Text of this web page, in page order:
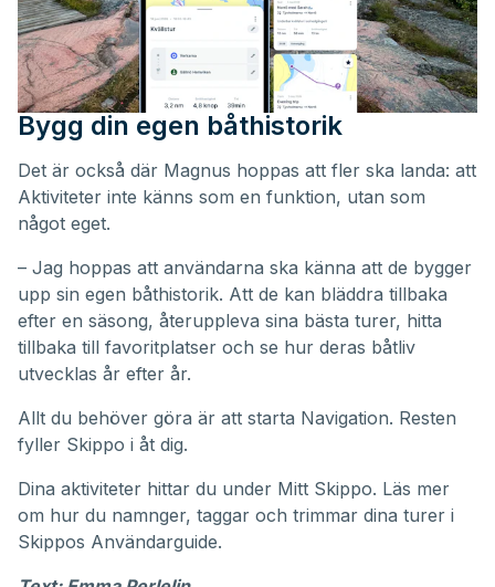
Bygg din egen båthistorik
Det är också där Magnus hoppas att fler ska landa: att
Aktiviteter inte känns som en funktion, utan som
något eget.
– Jag hoppas att användarna ska känna att de bygger
upp sin egen båthistorik. Att de kan bläddra tillbaka
efter en säsong, återuppleva sina bästa turer, hitta
tillbaka till favoritplatser och se hur deras båtliv
utvecklas år efter år.
Allt du behöver göra är att starta Navigation. Resten
fyller Skippo i åt dig.
Dina aktiviteter hittar du under Mitt Skippo. Läs mer
om hur du namnger, taggar och trimmar dina turer i
Skippos Användarguide.